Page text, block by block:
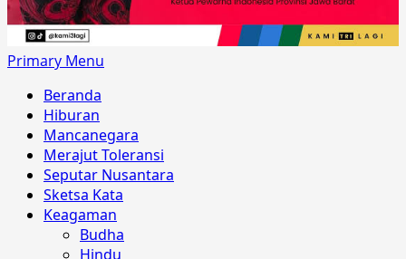
Primary Menu
Beranda
Hiburan
Mancanegara
Merajut Toleransi
Seputar Nusantara
Sketsa Kata
Keagaman
Budha
Hindu